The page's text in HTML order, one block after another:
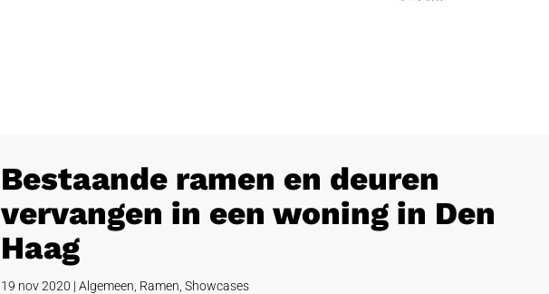
Bestaande ramen en deuren
vervangen in een woning in Den
Haag
19 nov 2020 | Algemeen Ramen Showcases